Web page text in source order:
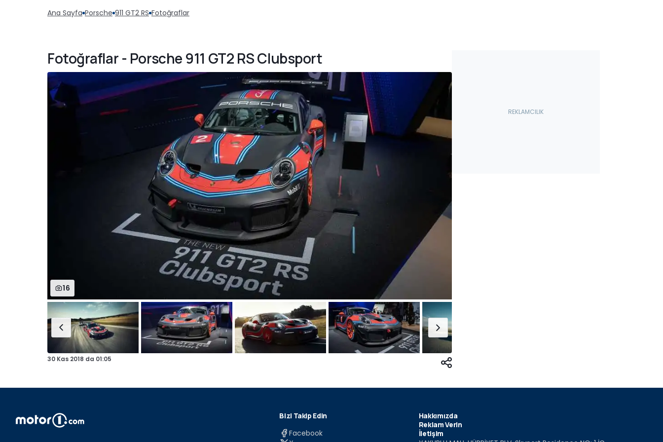
Ana Sayfa Porsche 911 GT2 RS Fotoğraflar
Fotoğraflar - Porsche 911 GT2 RS Clubsport
16
30 Kas 2018 da 01:05
Bizi Takip Edin
Facebook
Hakkımızda
Reklam Verin
İletişim